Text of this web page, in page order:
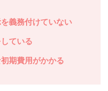
義務付けていない
ている
期費用がかかる